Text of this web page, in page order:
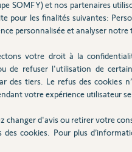
.
puisse vous aider a le remettre a zéro
SOMFY) et nos partenaires
pour les finalités suivantes:
personnalisée et analyser notre
votre droit à la
de refuser l'utilisation de
des tiers. Le refus des cookies
votre expérience utilisateur
changer d'avis ou retirer votre
des cookies. Pour plus